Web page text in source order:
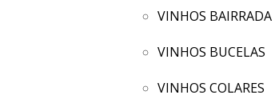
VINHOS BAIRRADA
VINHOS BUCELAS
VINHOS COLARES